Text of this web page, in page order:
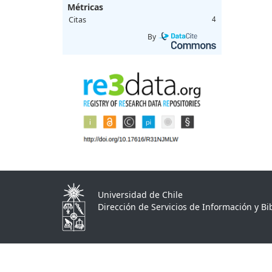
Métricas
Citas 4
By
Universidad de Chile
Dirección de Servicios de Información y